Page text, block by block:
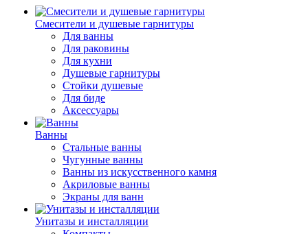
Смесители и душевые гарнитуры
Для ванны
Для раковины
Для кухни
Душевые гарнитуры
Стойки душевые
Для биде
Аксессуары
Ванны
Стальные ванны
Чугунные ванны
Ванны из искусственного камня
Акриловые ванны
Экраны для ванн
Унитазы и инсталляции